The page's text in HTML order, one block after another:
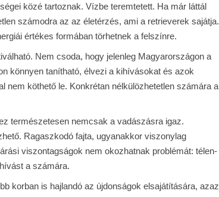
közé tartoznak. Vízbe teremtetett. Ha már láttál
számodra az az életérzés, ami a retrieverek sajátja.
értékes formában törhetnek a felszínre.
Nem csoda, hogy jelenleg Magyarországon a
könnyen tanítható, élvezi a kihívásokat és azok
köthető le. Konkrétan nélkülözhetetlen számára a
természetesen nemcsak a vadászásra igaz.
Ragaszkodó fajta, ugyanakkor viszonylag
viszontagságok nem okozhatnak problémát: télen-
a számára.
korban is hajlandó az újdonságok elsajátítására, azaz